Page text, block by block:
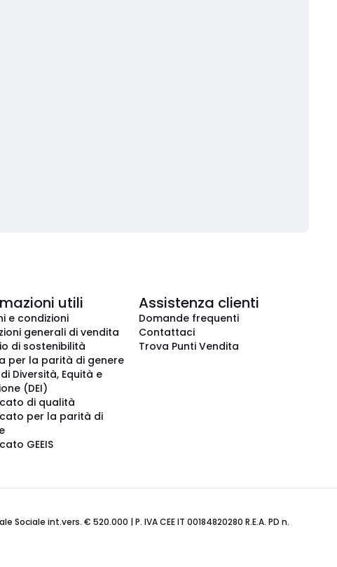
utili
e condizioni
generali di vendita
di sostenibilità
per la parità di genere
Diversità, Equità e
(DEI)
di qualità
per la parità di
GEEIS
Assistenza clienti
Domande frequenti
Contattaci
Trova Punti Vendita
int.vers. € 520.000 | P. IVA CEE IT 00184820280 R.E.A. PD n.